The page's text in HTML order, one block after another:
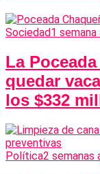
Sociedad1 semana
La
quedar
los $332
Política2 semanas